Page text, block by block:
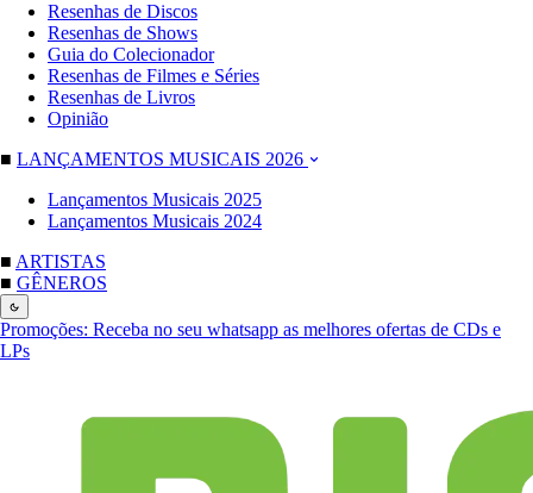
Resenhas de Discos
Resenhas de Shows
Guia do Colecionador
Resenhas de Filmes e Séries
Resenhas de Livros
Opinião
■ LANÇAMENTOS MUSICAIS 2026
Lançamentos Musicais 2025
Lançamentos Musicais 2024
■ ARTISTAS
■ GÊNEROS
Promoções: Receba no seu whatsapp as melhores ofertas de CDs e
LPs